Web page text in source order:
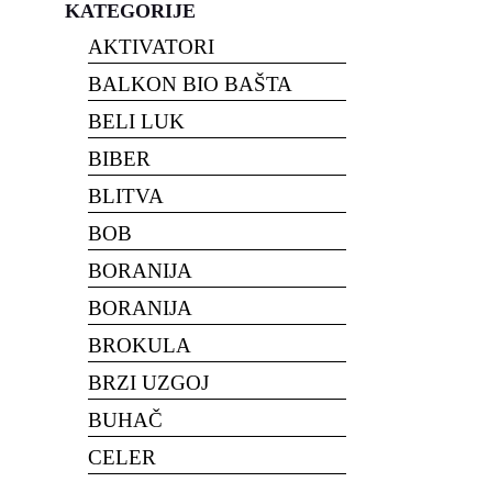
KATEGORIJE
AKTIVATORI
BALKON BIO BAŠTA
BELI LUK
BIBER
BLITVA
BOB
BORANIJA
BORANIJA
BROKULA
BRZI UZGOJ
BUHAČ
CELER